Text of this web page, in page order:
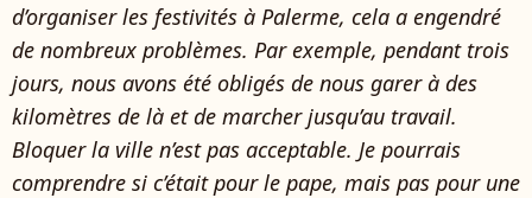
d’organiser les festivités à Palerme, cela a engendré
de nombreux problèmes. Par exemple, pendant trois
jours, nous avons été obligés de nous garer à des
kilomètres de là et de marcher jusqu’au travail.
Bloquer la ville n’est pas acceptable. Je pourrais
comprendre si c’était pour le pape, mais pas pour une